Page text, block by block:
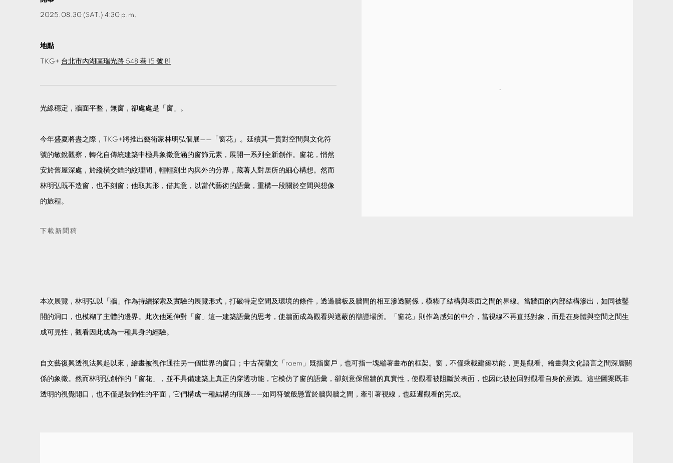
2025.08.30 (SAT.) 4:30 p.m.
地點
TKG+ 台北市內湖區瑞光路 548 巷 15 號 B1
光線穩定，牆面平整，無窗，卻處處是「窗」。
今年盛夏將盡之際，TKG+將推出藝術家林明弘個展——「窗花」。延續其一貫對空間與文化符
號的敏銳觀察，轉化自傳統建築中極具象徵意涵的窗飾元素，展開一系列全新創作。窗花，悄然
安於舊屋深處，於縱橫交錯的紋理間，輕輕刻出內與外的分界，藏著人對居所的細心構想。然而
林明弘既不造窗，也不刻窗；他取其形，借其意，以當代藝術的語彙，重構一段關於空間與想像
的旅程。
下載新聞稿
本次展覽，林明弘以「牆」作為持續探索及實驗的展覽形式，打破特定空間及環境的條件，透過牆板及牆間的相互滲透關係，模糊了結構與表面之間的界線。當牆面的內部結構滲出，如同被鑿
開的洞口，也模糊了主體的邊界。此次他延伸對「窗」這一建築語彙的思考，使牆面成為觀看與遮蔽的辯證場所。「窗花」則作為感知的中介，當視線不再直抵對象，而是在身體與空間之間生
成可見性，觀看因此成為一種具身的經驗。
自文藝復興透視法興起以來，繪畫被視作通往另一個世界的窗口；中古荷蘭文「raem」既指窗戶，也可指一塊繃著畫布的框架。窗，不僅乘載建築功能，更是觀看、繪畫與文化語言之間深層關
係的象徵。然而林明弘創作的「窗花」，並不具備建築上真正的穿透功能，它模仿了窗的語彙，卻刻意保留牆的真實性，使觀看被阻斷於表面，也因此被拉回對觀看自身的意識。這些圖案既非
透明的視覺開口，也不僅是裝飾性的平面，它們構成一種結構的痕跡——如同符號般懸置於牆與牆之間，牽引著視線，也延遲觀看的完成。